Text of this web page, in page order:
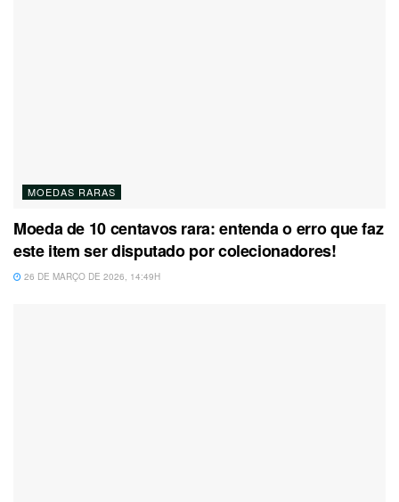
MOEDAS RARAS
Moeda de 10 centavos rara: entenda o erro que faz
este item ser disputado por colecionadores!
26 DE MARÇO DE 2026, 14:49H